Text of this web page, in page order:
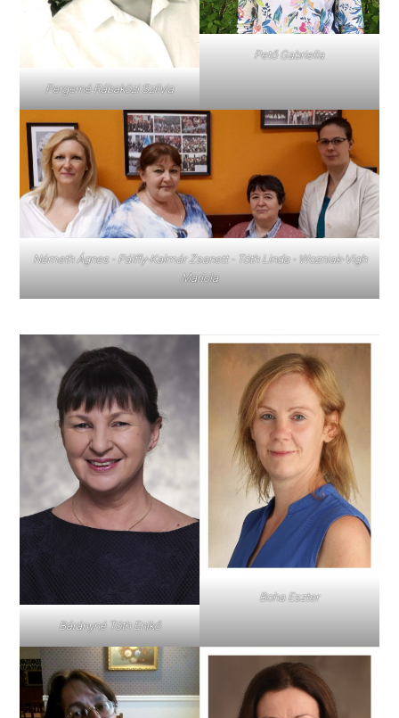
Pergerné Rábaközi Szilvia
Pető Gabriella
Németh Ágnes - Pálffy-Kalmár Zsanett - Tóth Linda - Wozniak-Vigh
Mariola
Bárányné Tóth Enikő
Boha Eszter